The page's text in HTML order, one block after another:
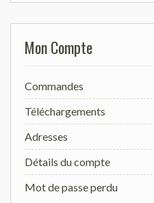
Mon Compte
Commandes
Téléchargements
Adresses
Détails du compte
Mot de passe perdu